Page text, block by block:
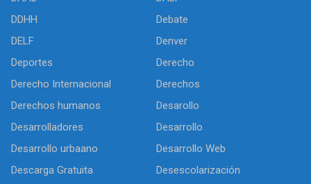
DDHH
Debate
DELF
Denver
Deportes
Derecho
Derecho Internacional
Derechos
Derechos humanos
Desarollo
Desarrolladores
Desarrollo
Desarrollo urbaano
Desarrollo Web
Descarga Gratuita
Desescolarización